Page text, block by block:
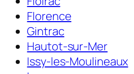
Florence
Gintrac
Hautot-sur-Mer
Issy-les-Moulineaux